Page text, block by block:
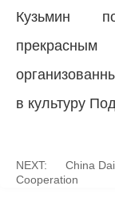
Кузьмин
в культуру
NEXT:
China
Cooperation